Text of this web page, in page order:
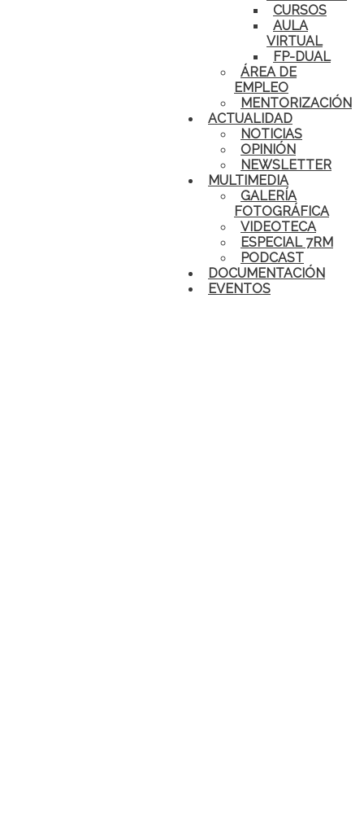
CURSOS
AULA
VIRTUAL
FP-DUAL
ÁREA DE
EMPLEO
MENTORIZACIÓN
ACTUALIDAD
NOTICIAS
OPINIÓN
NEWSLETTER
MULTIMEDIA
GALERÍA
FOTOGRÁFICA
VIDEOTECA
ESPECIAL 7RM
PODCAST
DOCUMENTACIÓN
EVENTOS